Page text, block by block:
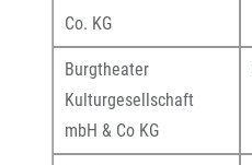
Co. KG
Burgtheater
Kulturgesellschaft
mbH & Co KG